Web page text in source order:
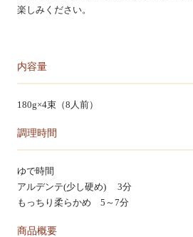
カートを見る
楽しみください。
内容量
180g×4束（8人前）
調理時間
ゆで時間
アルデンテ(少し硬め) 3分
もっちり柔らかめ 5～7分
商品概要